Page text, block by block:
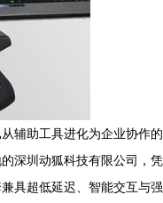
辅助工具进化为企业协作的
深圳动狐科技有限公司，凭
具超低延迟、智能交互与强